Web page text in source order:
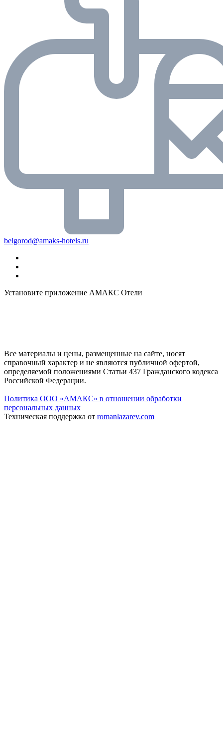
belgorod@amaks-hotels.ru
Установите приложение АМАКС Отели
Все материалы и цены, размещенные на сайте, носят
справочный характер и не являются публичной офертой,
определяемой положениями Статьи 437 Гражданского кодекса
Российской Федерации.
Политика ООО «АМАКС» в отношении обработки
персональных данных
Техническая поддержка от romanlazarev.com